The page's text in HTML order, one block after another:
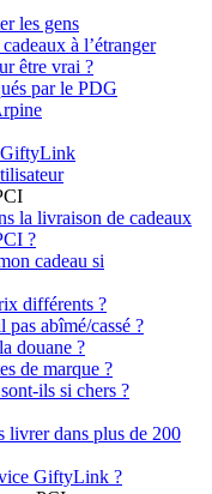
les gens
à l’étranger
être vrai ?
par le PDG
GiftyLink
la livraison de cadeaux
?
cadeau si
différents ?
pas abîmé/cassé ?
douane ?
de marque ?
ils si chers ?
livrer dans plus de 200
GiftyLink ?